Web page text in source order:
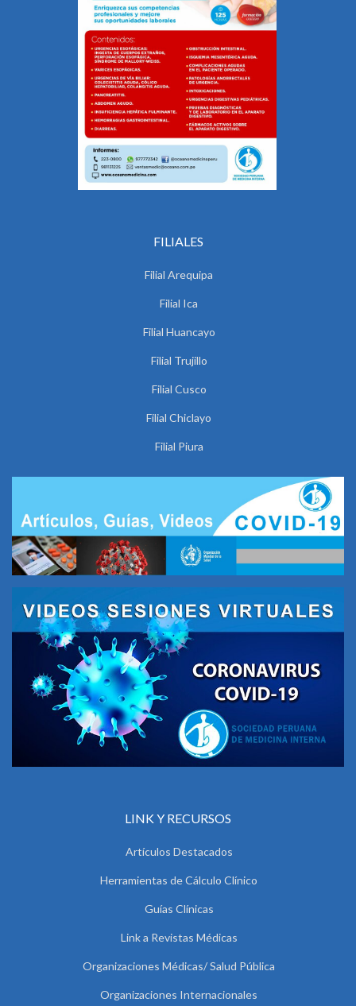
FILIALES
Filial Arequipa
Filial Ica
Filial Huancayo
Filial Trujillo
Filial Cusco
Filial Chiclayo
Filial Piura
LINK Y RECURSOS
Artículos Destacados
Herramientas de Cálculo Clínico
Guías Clínicas
Link a Revistas Médicas
Organizaciones Médicas/ Salud Pública
Organizaciones Internacionales